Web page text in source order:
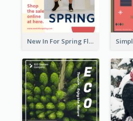
New In For Spring Flyer